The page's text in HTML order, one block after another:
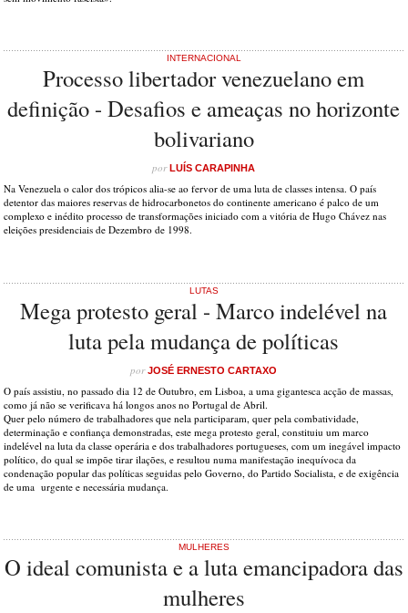
INTERNACIONAL
Processo libertador venezuelano em
definição - Desafios e ameaças no horizonte
bolivariano
porLUÍS CARAPINHA
Na Venezuela o calor dos trópicos alia-se ao fervor de uma luta de classes intensa. O país
detentor das maiores reservas de hidrocarbonetos do continente americano é palco de um
complexo e inédito processo de transformações iniciado com a vitória de Hugo Chávez nas
eleições presidenciais de Dezembro de 1998.
LUTAS
Mega protesto geral - Marco indelével na
luta pela mudança de políticas
porJOSÉ ERNESTO CARTAXO
O país assistiu, no passado dia 12 de Outubro, em Lisboa, a uma gigantesca acção de massas,
como já não se verificava há longos anos no Portugal de Abril.
Quer pelo número de trabalhadores que nela participaram, quer pela combatividade,
determinação e confiança demonstradas, este mega protesto geral, constituiu um marco
indelével na luta da classe operária e dos trabalhadores portugueses, com um inegável impacto
político, do qual se impõe tirar ilações, e resultou numa manifestação inequívoca da
condenação popular das políticas seguidas pelo Governo, do Partido Socialista, e de exigência
de uma urgente e necessária mudança.
MULHERES
O ideal comunista e a luta emancipadora das
mulheres